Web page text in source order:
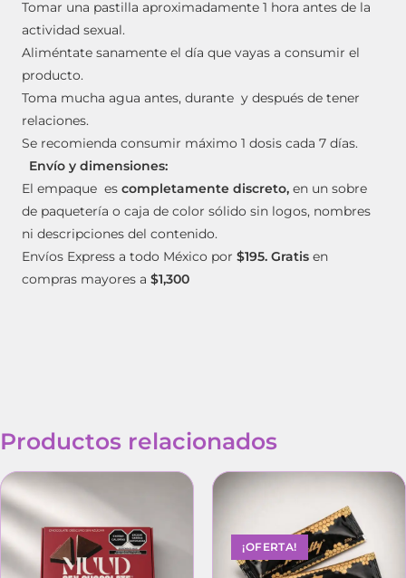
Tomar una pastilla aproximadamente 1 hora antes de la
actividad sexual.
Aliméntate sanamente el día que vayas a consumir el
producto.
Toma mucha agua antes, durante y después de tener
relaciones.
Se recomienda consumir máximo 1 dosis cada 7 días.
Envío y dimensiones:
El empaque es completamente discreto, en un sobre
de paquetería o caja de color sólido sin logos, nombres
ni descripciones del contenido.
Envíos Express a todo México por $195. Gratis en
compras mayores a $1,300
Productos relacionados
¡OFERTA!